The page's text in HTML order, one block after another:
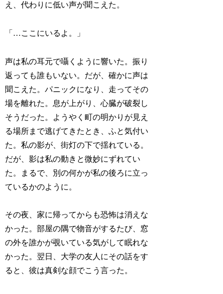
え、代わりに低い声が聞こえた。
「…ここにいるよ。」
声は私の耳元で囁くように響いた。振り
返っても誰もいない。だが、確かに声は
聞こえた。パニックになり、走ってその
場を離れた。息が上がり、心臓が破裂し
そうだった。ようやく町の明かりが見え
る場所まで逃げてきたとき、ふと気付い
た。私の影が、街灯の下で揺れている。
だが、影は私の動きと微妙にずれてい
た。まるで、別の何かが私の後ろに立っ
ているかのように。
その夜、家に帰ってからも恐怖は消えな
かった。部屋の隅で物音がするたび、窓
の外を誰かが覗いている気がして眠れな
かった。翌日、大学の友人にその話をす
ると、彼は真剣な顔でこう言った。